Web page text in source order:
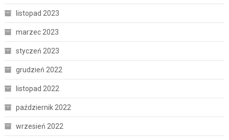
listopad 2023
marzec 2023
styczeń 2023
grudzień 2022
listopad 2022
październik 2022
wrzesień 2022